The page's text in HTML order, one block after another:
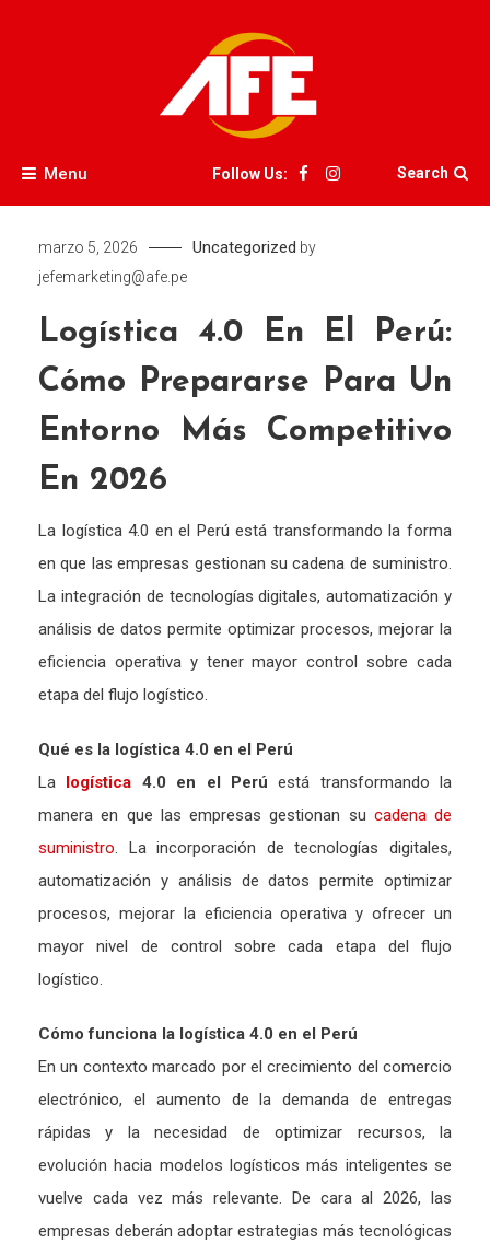
AFE
Menu Follow Us: Search
marzo 5, 2026 Uncategorized by
jefemarketing@afe.pe
Logística 4.0 En El Perú:
Cómo Prepararse Para Un
Entorno Más Competitivo
En 2026
La logística 4.0 en el Perú está transformando la forma
en que las empresas gestionan su cadena de suministro.
La integración de tecnologías digitales, automatización y
análisis de datos permite optimizar procesos, mejorar la
eficiencia operativa y tener mayor control sobre cada
etapa del flujo logístico.
Qué es la logística 4.0 en el Perú
La logística 4.0 en el Perú está transformando la
manera en que las empresas gestionan su cadena de
suministro . La incorporación de tecnologías digitales,
automatización y análisis de datos permite optimizar
procesos, mejorar la eficiencia operativa y ofrecer un
mayor nivel de control sobre cada etapa del flujo
logístico.
Cómo funciona la logística 4.0 en el Perú
En un contexto marcado por el crecimiento del comercio
electrónico, el aumento de la demanda de entregas
rápidas y la necesidad de optimizar recursos, la
evolución hacia modelos logísticos más inteligentes se
vuelve cada vez más relevante. De cara al 2026, las
empresas deberán adoptar estrategias más tecnológicas